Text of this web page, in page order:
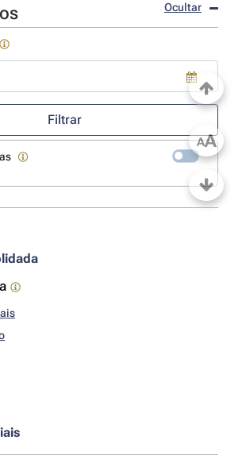
Ocultar
para baixo para abrir o calendário; Use as
Filtrar
AA